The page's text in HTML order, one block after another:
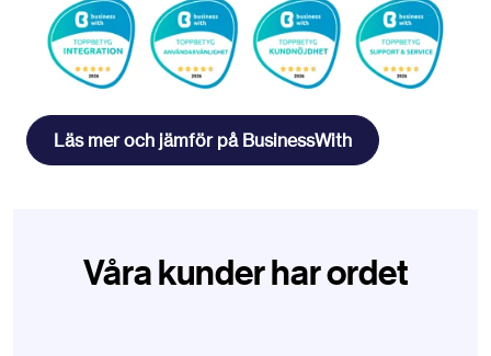
Läs mer och jämför på BusinessWith
Våra kunder har ordet